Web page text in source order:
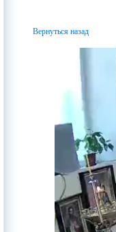
Вернуться назад